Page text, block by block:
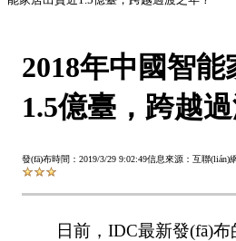
2018年中國智
1.5億臺，跨越
發(fā)布時間：2019/3/29 9:02:49信息來源：互聯(lián)
日前，IDC最新發(fā)布